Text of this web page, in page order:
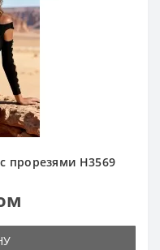
прорезями H3569